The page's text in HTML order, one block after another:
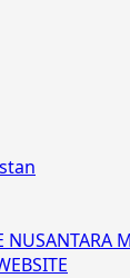
NUSANTARA